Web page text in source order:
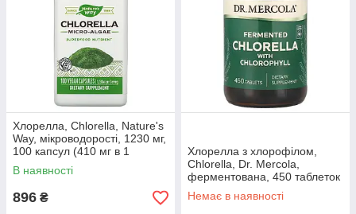
Хлорелла, Chlorella, Nature's
Way, мікроводорості, 1230 мг,
100 капсул (410 мг в 1
капсулі)
В наявності
896 ₴
Хлорелла з хлорофілом,
Chlorella, Dr. Mercola,
ферментована, 450 таблеток
Немає в наявності